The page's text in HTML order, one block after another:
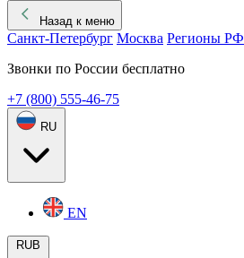
Назад к меню
Санкт-Петербург Москва Регионы РФ
Звонки по России бесплатно
+7 (800) 555-46-75
RU
EN
RUB